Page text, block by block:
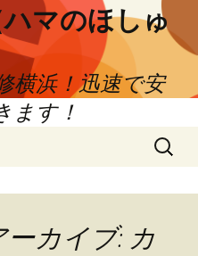
マのほしゅ
横浜！迅速で安
ます！
検
カイブ: カ